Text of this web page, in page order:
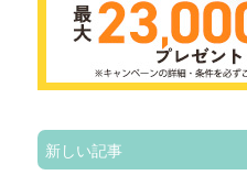
新しい記事